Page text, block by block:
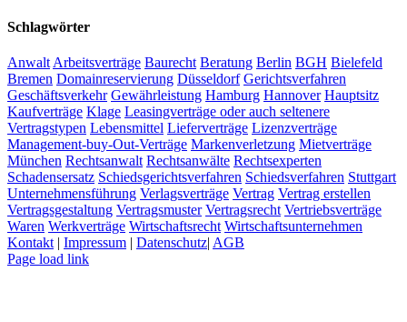
Schlagwörter
Anwalt Arbeitsverträge Baurecht Beratung Berlin BGH Bielefeld
Bremen Domainreservierung Düsseldorf Gerichtsverfahren
Geschäftsverkehr Gewährleistung Hamburg Hannover Hauptsitz
Kaufverträge Klage Leasingverträge oder auch seltenere
Vertragstypen Lebensmittel Lieferverträge Lizenzverträge
Management-buy-Out-Verträge Markenverletzung Mietverträge
München Rechtsanwalt Rechtsanwälte Rechtsexperten
Schadensersatz Schiedsgerichtsverfahren Schiedsverfahren Stuttgart
Unternehmensführung Verlagsverträge Vertrag Vertrag erstellen
Vertragsgestaltung Vertragsmuster Vertragsrecht Vertriebsverträge
Waren Werkverträge Wirtschaftsrecht Wirtschaftsunternehmen
Kontakt | Impressum | Datenschutz| AGB
Page load link